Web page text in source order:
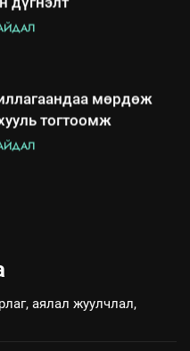
тогтоомж
хариуцагчийн
үйл ажиллагаа,
үйлчилгээ,
ТҮНШЛЭЛ
аялал жуулчлал,